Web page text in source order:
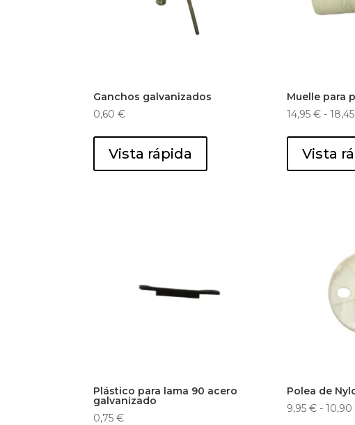
Ganchos galvanizados
0,60€
Vista rápida
Muelle para
14,95€ -
Vista
Plástico para lama 90 acero
galvanizado
0,75€
Polea de
9,95€ - 10,90